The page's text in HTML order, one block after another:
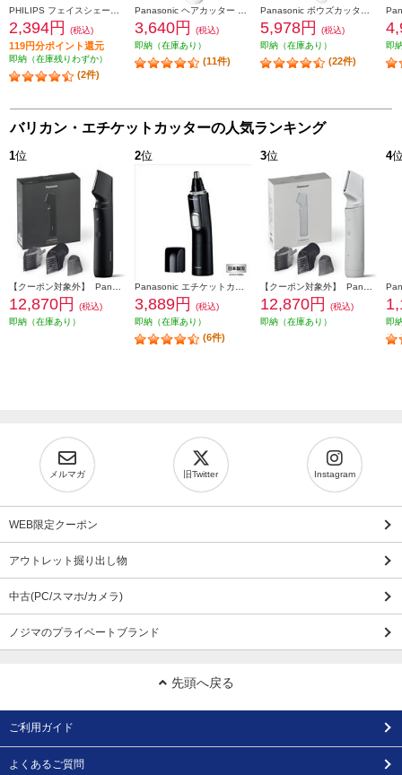
2,394円 (税込)
119円分ポイント還元
即納（在庫残りわずか）
(2件)
3,640円
(税込)
即納（在庫あり）
(11件)
5,978円
(税込)
即納（在庫あり）
(22件)
即
バリカン・エチケットカッターの人気ランキング
1位
12,870円
(税込)
即納（在庫あり）
2位
3,889円
(税込)
即納（在庫あり）
(6件)
3位
12,870円
(税込)
即納（在庫あり）
4
即
メルマガ 旧Twitter Instagram
WEB限定クーポン
アウトレット掘り出し物
中古(PC/スマホ/カメラ)
ノジマのプライベートブランド
先頭へ戻る
ご利用ガイド
よくあるご質問